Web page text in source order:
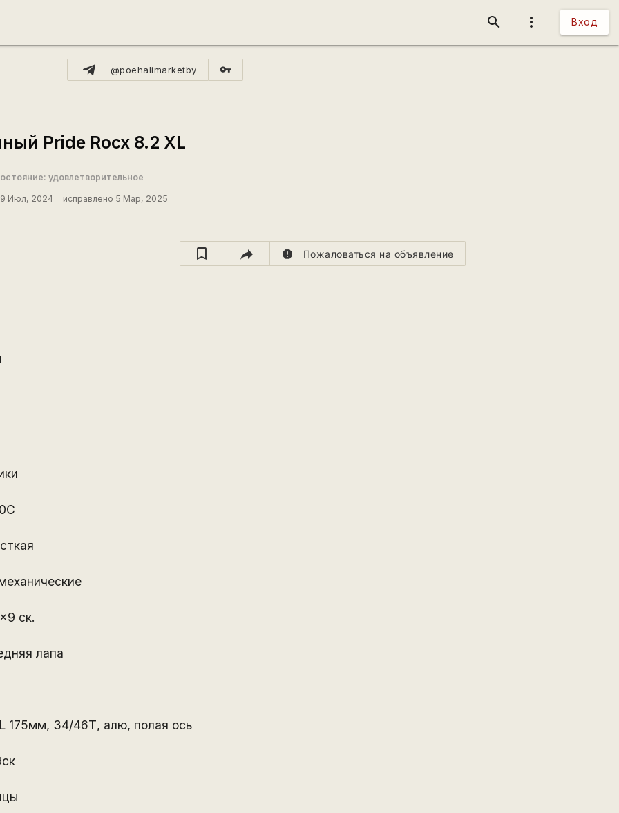
more_vert Вход
search
@poehalimarketby vpn_key
Pride Rocx 8.2 XL
удовлетворительное
Июл, 2024 исправлено 5 Мар, 2025
report Пожаловаться на объявление
ск.
лапа
175мм, 34/46Т, алю, полая ось